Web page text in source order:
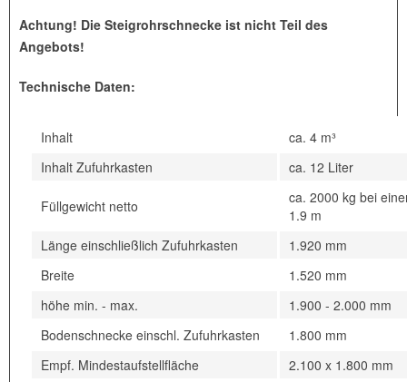
Achtung! Die Steigrohrschnecke ist nicht Teil des
Angebots!
Technische Daten:
Inhalt
ca. 4 m³
Inhalt Zufuhrkasten
ca. 12 Liter
Füllgewicht netto
ca. 2000 kg bei
1.9 m
Länge einschließlich Zufuhrkasten
1.920 mm
Breite
1.520 mm
höhe min. - max.
1.900 - 2.000 mm
Bodenschnecke einschl. Zufuhrkasten
1.800 mm
Empf. Mindestaufstellfläche
2.100 x 1.800 mm